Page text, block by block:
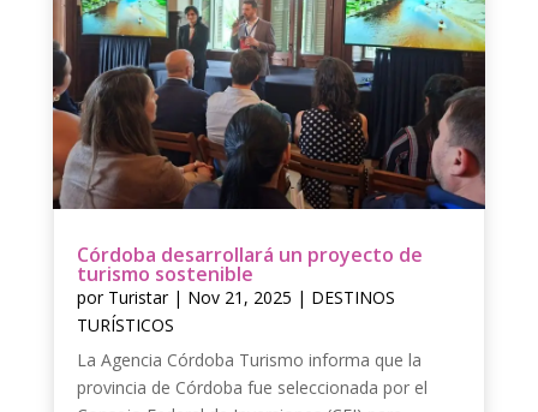
Córdoba desarrollará un proyecto de
turismo sostenible
por Turistar| Nov 21, 2025 | DESTINOS
TURÍSTICOS
La Agencia Córdoba Turismo informa que la
provincia de Córdoba fue seleccionada por el